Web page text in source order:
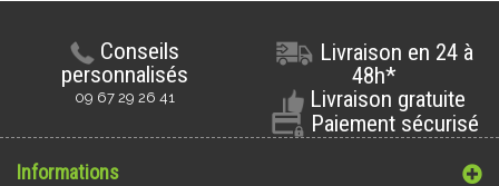
Conseils
personnalisés
09 67 29 26 41
Livraison en 24 à
48h*
Livraison gratuite
Paiement sécurisé
Informations